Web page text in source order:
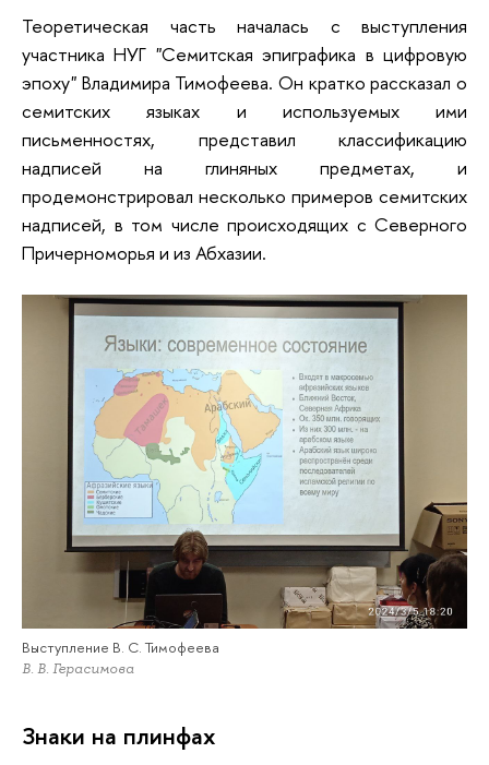
Теоретическая часть началась с выступления
участника НУГ "Семитская эпиграфика в цифровую
эпоху" Владимира Тимофеева. Он кратко рассказал о
семитских языках и используемых ими
письменностях, представил классификацию
надписей на глиняных предметах, и
продемонстрировал несколько примеров семитских
надписей, в том числе происходящих с Северного
Причерноморья и из Абхазии.
Выступление В. С. Тимофеева
В. В. Герасимова
Знаки на плинфах